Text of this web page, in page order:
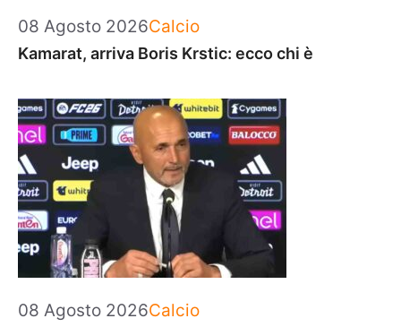
08 Agosto 2026Categorie
Calcio
Kamarat, arriva Boris Krstic: ecco chi è
08 Agosto 2026Categorie
Calcio